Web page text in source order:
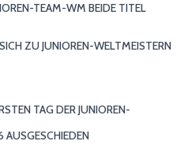
TEAM-WM BEIDE TITEL
ZU JUNIOREN-WELTMEISTERN
TAG DER JUNIOREN-
AUSGESCHIEDEN